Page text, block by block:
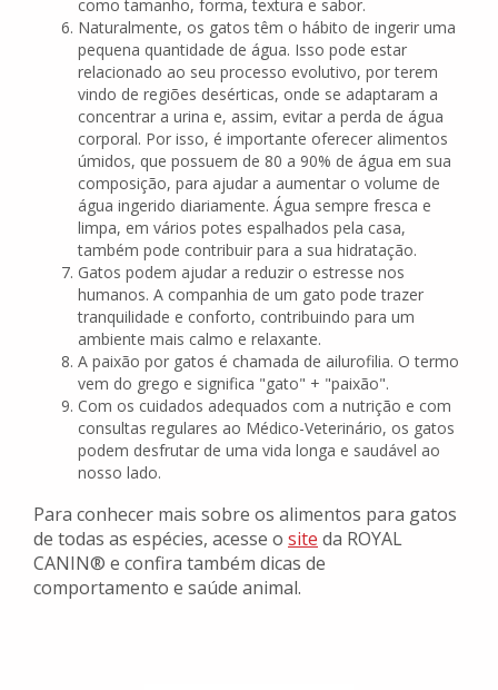
como tamanho, forma, textura e sabor.
Naturalmente, os gatos têm o hábito de ingerir uma
pequena quantidade de água. Isso pode estar
relacionado ao seu processo evolutivo, por terem
vindo de regiões desérticas, onde se adaptaram a
concentrar a urina e, assim, evitar a perda de água
corporal. Por isso, é importante oferecer alimentos
úmidos, que possuem de 80 a 90% de água em sua
composição, para ajudar a aumentar o volume de
água ingerido diariamente. Água sempre fresca e
limpa, em vários potes espalhados pela casa,
também pode contribuir para a sua hidratação.
Gatos podem ajudar a reduzir o estresse nos
humanos. A companhia de um gato pode trazer
tranquilidade e conforto, contribuindo para um
ambiente mais calmo e relaxante.
A paixão por gatos é chamada de ailurofilia. O termo
vem do grego e significa "gato" + "paixão".
Com os cuidados adequados com a nutrição e com
consultas regulares ao Médico-Veterinário, os gatos
podem desfrutar de uma vida longa e saudável ao
nosso lado.
Para conhecer mais sobre os alimentos para gatos
de todas as espécies, acesse o site da ROYAL
CANIN® e confira também dicas de
comportamento e saúde animal.